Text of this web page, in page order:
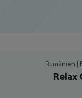
Rumänien |
Relax